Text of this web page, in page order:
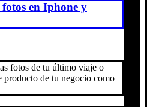
en Iphone y
fotos de tu último viaje o
producto de tu negocio como